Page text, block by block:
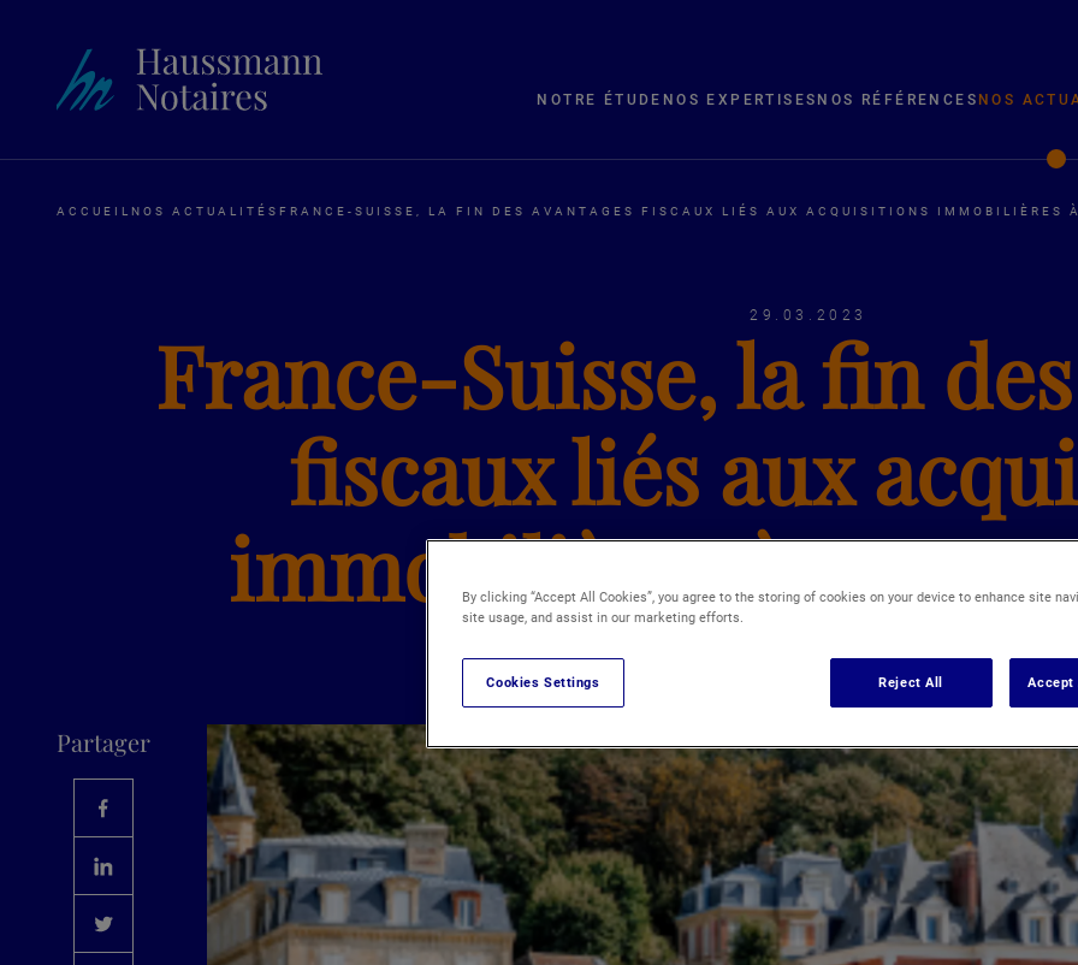
NOTRE ÉTUDE NOS EXPERTISES NOS RÉFÉRENCES NOS
ACCUEIL NOS ACTUALITÉS FRANCE-SUISSE, LA FIN DES AVANTAGES FISCAUX LIÉS AUX ACQUISITIONS IMMOBILIÈRES
29.03.2023
France-Suisse, la fin
fiscaux liés aux
immobilières à
INTERNATIONAL
Partager
By clicking “Accept All Cookies”, you agree to the storing of cookies on your device to enhance site
site usage, and assist in our marketing efforts.
Reject All Accept
Cookies Settings